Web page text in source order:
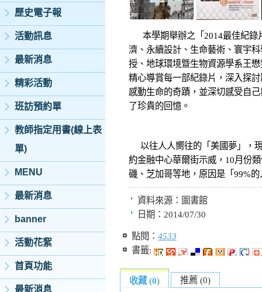
歷史電子報
活動訊息
最新消息
精彩活動
班訪預約單
教師指定用書(線上表
單)
MENU
最新消息
banner
活動花絮
首頁功能
最新消息
本學期舉辦之「2014最佳紀錄
濟、永續設計、生命藝術、寰宇
授、地球環境曁生物資源學系王
精心導賞每一部紀錄片，深入探
感動生命的奇蹟，並深切感受自
了珍貴的回憶。
以往人人嚮往的「美國夢」，
約金融中心華爾街示威，10月份
磯、芝加哥等地，原因是「99%
資料來源： 圖書館
日期： 2014/07/30
點閱： 4533
書籤:
收藏 (0) 推薦 (0)